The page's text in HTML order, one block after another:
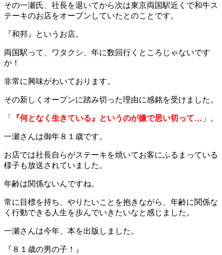
その一瀬氏、社長を退いてから次は東京両国駅近くで和牛ス
テーキのお店をオープンしていたとのことです。
『和邦』というお店。
両国駅って、ワタクシ、年に数回行くところじゃないです
か！
非常に興味がわいております。
その新しくオープンに踏み切った理由に感銘を受けました。
「 『何となく生きている』というのが嫌で思い切って… 」。
一瀬さんは御年８１歳です。
お店では社長自らがステーキを焼いてお客にふるまっている
様子も放送されていました。
年齢は関係ないんですね。
常に目標を持ち、やりたいことを抱きながら、年齢に関係な
く行動できる人生を歩んでいきたいなと感じました。
一瀬さんは今年、本を出版しました。
『８１歳の男の子！』